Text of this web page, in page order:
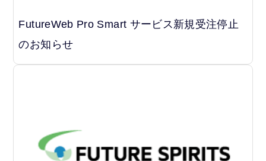
FutureWeb Pro Smart サービス新規受注停止
のお知らせ